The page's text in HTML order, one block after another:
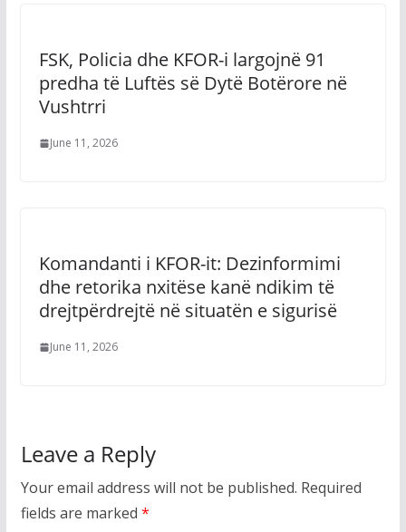
FSK, Policia dhe KFOR-i largojnë 91
predha të Luftës së Dytë Botërore në
Vushtrri
June 11, 2026
Komandanti i KFOR-it: Dezinformimi
dhe retorika nxitëse kanë ndikim të
drejtpërdrejtë në situatën e sigurisë
June 11, 2026
Leave a Reply
Your email address will not be published. Required
fields are marked *